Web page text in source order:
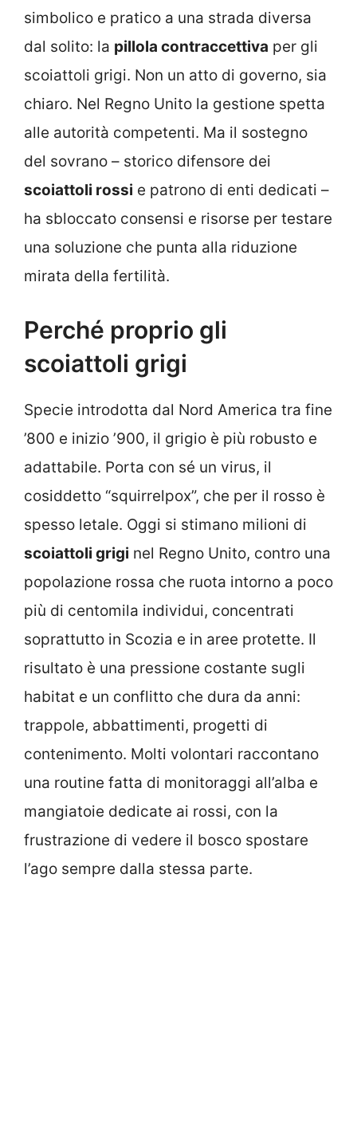
simbolico e pratico a una strada diversa
dal solito: la pillola contraccettiva per gli
scoiattoli grigi. Non un atto di governo, sia
chiaro. Nel Regno Unito la gestione spetta
alle autorità competenti. Ma il sostegno
del sovrano – storico difensore dei
scoiattoli rossi e patrono di enti dedicati –
ha sbloccato consensi e risorse per testare
una soluzione che punta alla riduzione
mirata della fertilità.
Perché proprio gli
scoiattoli grigi
Specie introdotta dal Nord America tra fine
’800 e inizio ’900, il grigio è più robusto e
adattabile. Porta con sé un virus, il
cosiddetto “squirrelpox”, che per il rosso è
spesso letale. Oggi si stimano milioni di
scoiattoli grigi nel Regno Unito, contro una
popolazione rossa che ruota intorno a poco
più di centomila individui, concentrati
soprattutto in Scozia e in aree protette. Il
risultato è una pressione costante sugli
habitat e un conflitto che dura da anni:
trappole, abbattimenti, progetti di
contenimento. Molti volontari raccontano
una routine fatta di monitoraggi all’alba e
mangiatoie dedicate ai rossi, con la
frustrazione di vedere il bosco spostare
l’ago sempre dalla stessa parte.